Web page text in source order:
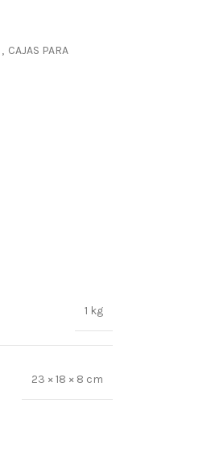
, CAJAS PARA
1 kg
23 × 18 × 8 cm